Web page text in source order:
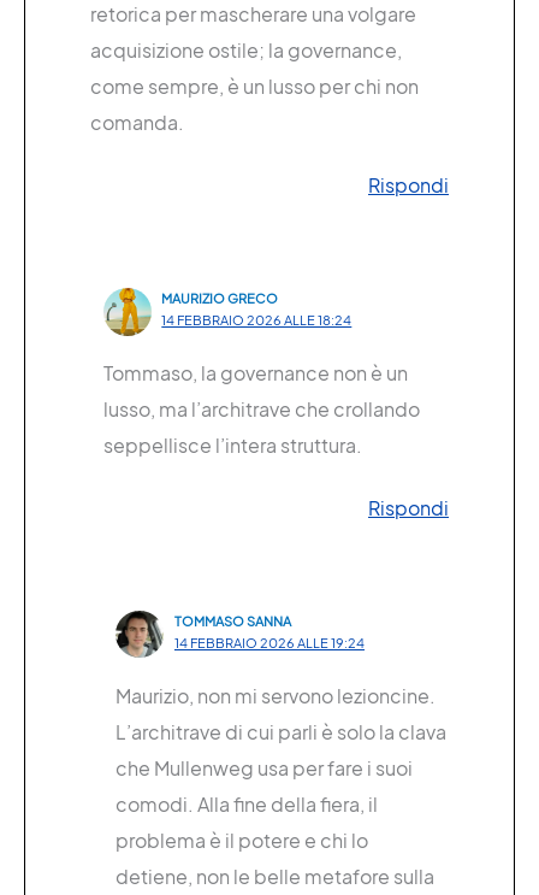
retorica per mascherare una volgare
acquisizione ostile; la governance,
come sempre, è un lusso per chi non
comanda.
Rispondi
MAURIZIO GRECO
14 FEBBRAIO 2026 ALLE 18:24
Tommaso, la governance non è un
lusso, ma l’architrave che crollando
seppellisce l’intera struttura.
Rispondi
TOMMASO SANNA
14 FEBBRAIO 2026 ALLE 19:24
Maurizio, non mi servono lezioncine.
L’architrave di cui parli è solo la clava
che Mullenweg usa per fare i suoi
comodi. Alla fine della fiera, il
problema è il potere e chi lo
detiene, non le belle metafore sulla